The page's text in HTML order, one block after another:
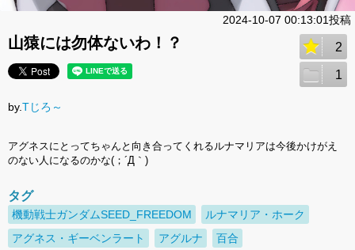
2024-10-07 00:13:01投稿
山猿には勿体ないわ！？ 2
1
by.Tじろ～
アグネスにとってちゃんと向き合ってくれるルナマリアは今後かけがえ
のない人になるのかな(；´Д｀)
タグ
機動戦士ガンダムSEED_FREEDOM
ルナマリア・ホーク
アグネス・ギーベンラート
アグルナ 百合